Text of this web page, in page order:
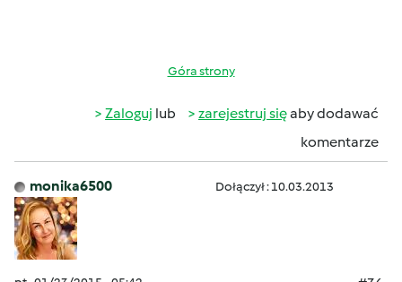
Góra strony
Zaloguj lub zarejestruj sięaby dodawać
komentarze
monika6500 Dołączył : 10.03.2013